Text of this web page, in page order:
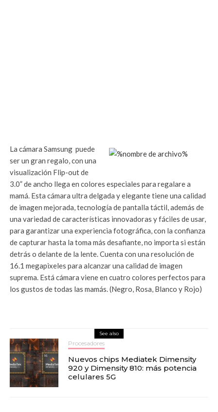
La cámara Samsung puede
ser un gran regalo, con una
visualización Flip-out de
3.0” de ancho llega en colores especiales para regalare a
mamá. Esta cámara ultra delgada y elegante tiene una calidad
de imagen mejorada, tecnología de pantalla táctil, además de
una variedad de características innovadoras y fáciles de usar,
para garantizar una experiencia fotográfica, con la confianza
de capturar hasta la toma más desafiante, no importa si están
detrás o delante de la lente. Cuenta con una resolución de
16.1 megapixeles para alcanzar una calidad de imagen
suprema. Está cámara viene en cuatro colores perfectos para
los gustos de todas las mamás. (Negro, Rosa, Blanco y Rojo)
See also
Procesadores
Nuevos chips Mediatek Dimensity
920 y Dimensity 810: más potencia
celulares 5G